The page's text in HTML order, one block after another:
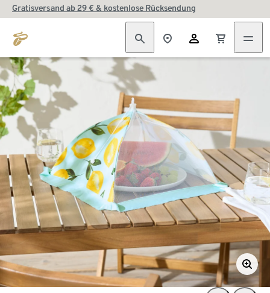
Gratisversand ab 29 € & kostenlose Rücksendung